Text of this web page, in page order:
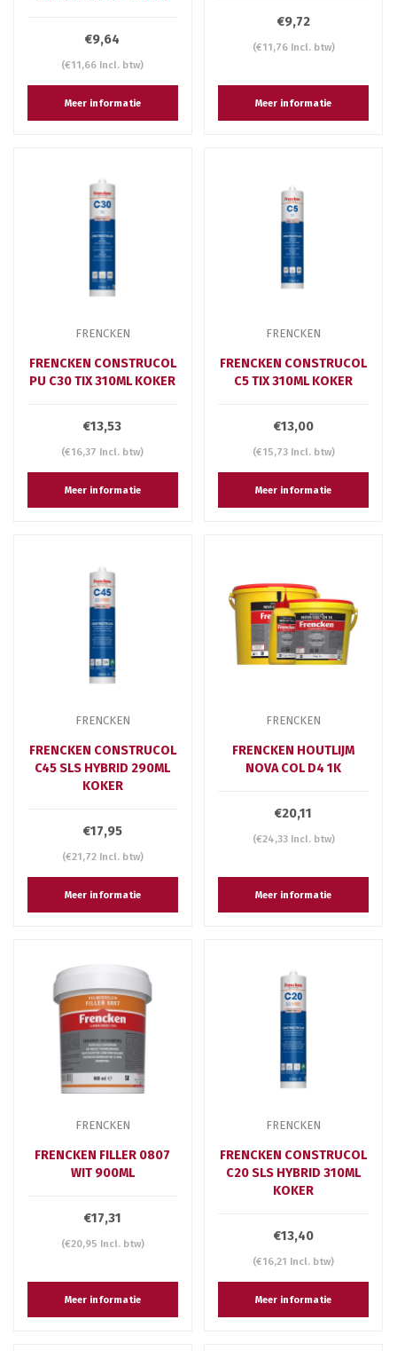
€9,64
(€11,66 Incl. btw)
Meer informatie
€9,72
(€11,76 Incl. btw)
Meer informatie
FRENCKEN
FRENCKEN CONSTRUCOL
PU C30 TIX 310ML KOKER
€13,53
(€16,37 Incl. btw)
Meer informatie
FRENCKEN
FRENCKEN CONSTRUCOL
C5 TIX 310ML KOKER
€13,00
(€15,73 Incl. btw)
Meer informatie
FRENCKEN
FRENCKEN CONSTRUCOL
C45 SLS HYBRID 290ML
KOKER
€17,95
(€21,72 Incl. btw)
Meer informatie
FRENCKEN
FRENCKEN HOUTLIJM
NOVA COL D4 1K
€20,11
(€24,33 Incl. btw)
Meer informatie
FRENCKEN
FRENCKEN FILLER 0807
WIT 900ML
€17,31
(€20,95 Incl. btw)
Meer informatie
FRENCKEN
FRENCKEN CONSTRUCOL
C20 SLS HYBRID 310ML
KOKER
€13,40
(€16,21 Incl. btw)
Meer informatie